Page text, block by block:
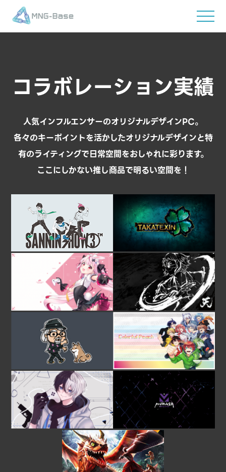
コラボレーション実績
人気インフルエンサーのオリジナルデザインPC。
各々のキーポイントを活かしたオリジナルデザインと特
有のライティングで日常空間をおしゃれに彩ります。
ここにしかない推し商品で明るい空間を！